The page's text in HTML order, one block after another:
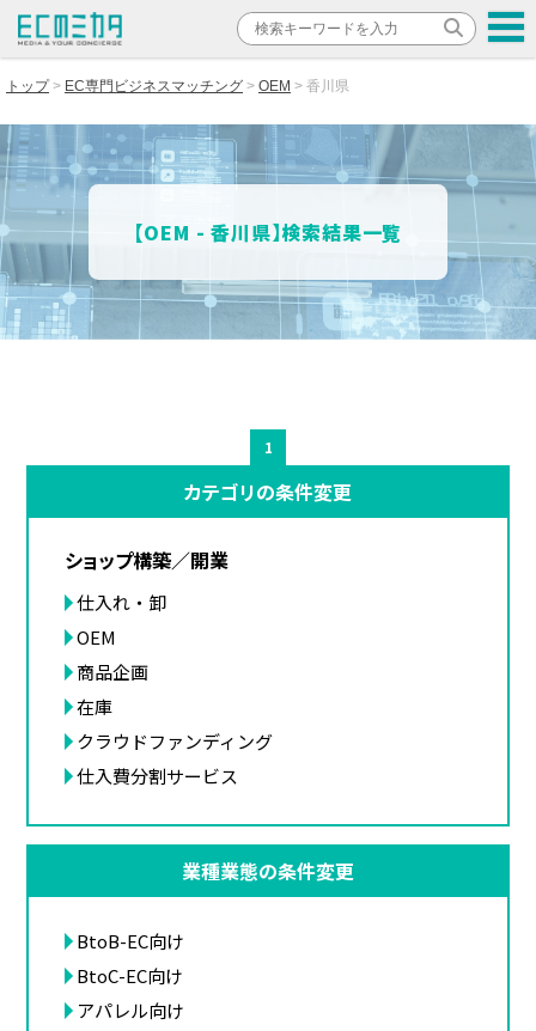
トップ EC専門ビジネスマッチング OEM 香川県
【OEM - 香川県】検索結果一覧
1
カテゴリの条件変更
ショップ構築／開業
仕入れ・卸
OEM
商品企画
在庫
クラウドファンディング
仕入費分割サービス
業種業態の条件変更
BtoB-EC向け
BtoC-EC向け
アパレル向け